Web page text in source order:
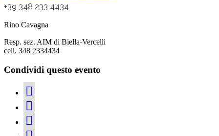
+39 348 233 4434
Rino Cavagna
Resp. sez. AIM di Biella-Vercelli
cell. 348 2334434
Condividi questo evento